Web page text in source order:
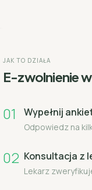
JAK TO DZIAŁA
E-zwolnienie
01 Wypełnij
Odpowiedz na
02 Konsultacja z
Lekarz